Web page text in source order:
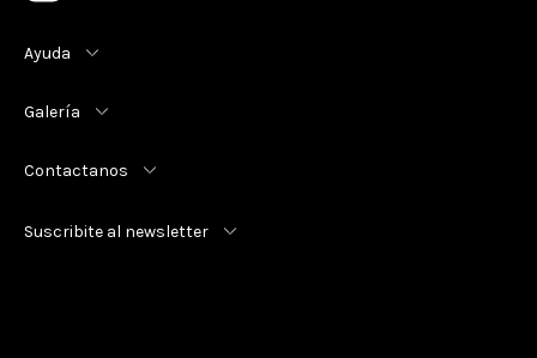
Ayuda
Galería
Contactanos
Suscribite al newsletter